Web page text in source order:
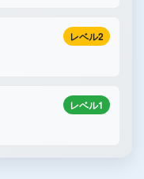
レベル2
レベル1